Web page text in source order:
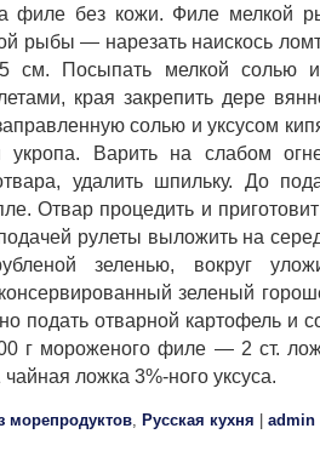
филе без кожи. Филе мелкой
рыбы — нарезать наискось
см. Посыпать мелкой солью
края закрепить дере
солью и уксусом
укропа. Варить на слабом
удалить шпильку. До
Отвар процедить и
рулеты выложить на
зеленью, вокруг
зеленый
по­дать отварной картофель и
г мороженого филе — 2 ст.
ложка 3%-ного уксуса.
морепродуктов, Русская кухня admin